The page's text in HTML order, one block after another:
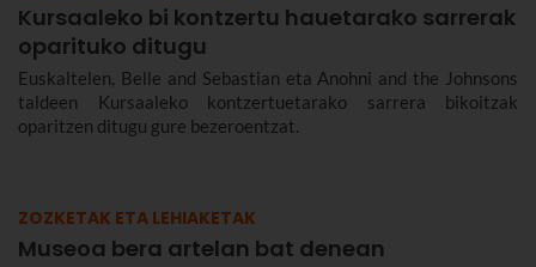
Kursaaleko bi kontzertu hauetarako sarrerak
oparituko ditugu
Euskaltelen, Belle and Sebastian eta Anohni and the Johnsons
taldeen Kursaaleko kontzertuetarako sarrera bikoitzak
oparitzen ditugu gure bezeroentzat.
ZOZKETAK ETA LEHIAKETAK
Museoa bera artelan bat denean